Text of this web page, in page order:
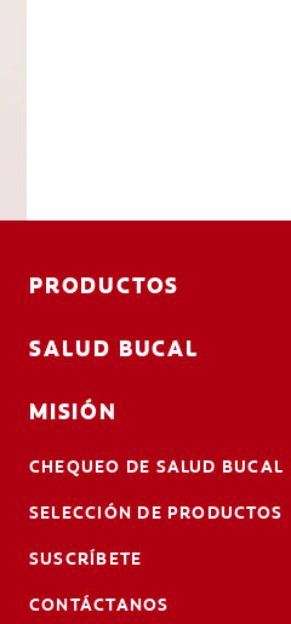
PRODUCTOS
SALUD BUCAL
MISIÓN
CHEQUEO DE SALUD BUCAL
SELECCIÓN DE PRODUCTOS
SUSCRÍBETE
CONTÁCTANOS